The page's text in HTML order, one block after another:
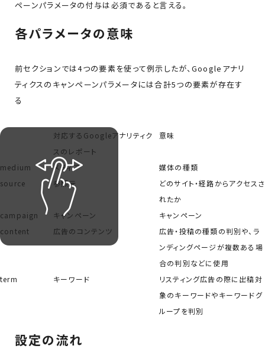
ペーンパラメータの付与は必須であると言える。
各パラメータの意味
前セクションでは4つの要素を使って例示したが、Googleアナリ
ティクスのキャンペーンパラメータには合計5つの要素が存在す
る
対応するGoogleアナリティク
スのレポート
意味
medium メディア
媒体の種類
source
参照元
どのサイト・経路からアクセスさ
れたか
campaign
キャンペーン
キャンペーン
content
広告のコンテンツ
広告・投稿の種類の判別や、ラ
ンディングページが複数ある場
合の判別などに使用
term
キーワード
リスティング広告の際に出稿対
象のキーワードやキーワードグ
ループを判別
設定の流れ